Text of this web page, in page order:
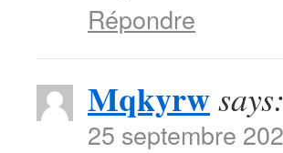
Répondre
Mqkyrwsays:
25 septembre